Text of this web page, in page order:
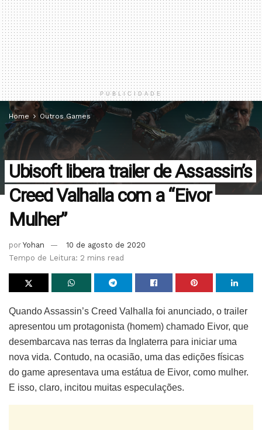
PUBLICIDADE
Home Outros Games
Ubisoft libera trailer de Assassin’s
Creed Valhalla com a “Eivor
Mulher”
por Yohan
10 de agosto de 2020
Tempo de Leitura: 2 mins read
Quando Assassin’s Creed Valhalla foi anunciado, o trailer
apresentou um protagonista (homem) chamado Eivor, que
desembarcava nas terras da Inglaterra para iniciar uma
nova vida. Contudo, na ocasião, uma das edições físicas
do game apresentava uma estátua de Eivor, como mulher.
E isso, claro, incitou muitas especulações.